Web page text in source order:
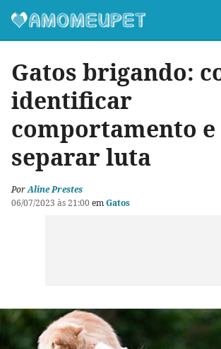
Gatos brigando:
identificar
comportamento e
separar luta
PorAline Prestes
06/07/2023 às 21:00 emGatos